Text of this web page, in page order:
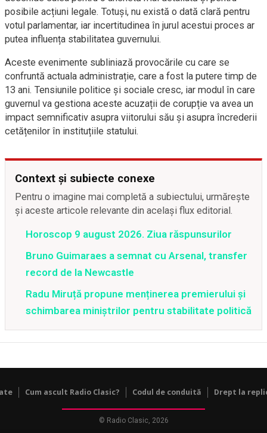
posibile acțiuni legale. Totuși, nu există o dată clară pentru
votul parlamentar, iar incertitudinea în jurul acestui proces ar
putea influența stabilitatea guvernului.
Aceste evenimente subliniază provocările cu care se
confruntă actuala administrație, care a fost la putere timp de
13 ani. Tensiunile politice și sociale cresc, iar modul în care
guvernul va gestiona aceste acuzații de corupție va avea un
impact semnificativ asupra viitorului său și asupra încrederii
cetățenilor în instituțiile statului.
Context și subiecte conexe
Pentru o imagine mai completă a subiectului, urmărește
și aceste articole relevante din același flux editorial.
Horoscop 9 august 2026. Ziua răspunsurilor
Bruno Guimaraes a semnat cu Arsenal, transfer
record de la Newcastle
Radu Miruță propune menținerea premierului și
schimbarea miniștrilor pentru stabilitate politică
Cum ascult Radio Clasic? Codul de conduită Drept la
© Radio Clasic, 2026